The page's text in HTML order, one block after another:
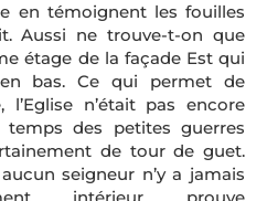
en témoignent les fouilles
Aussi ne trouve-t-on que
étage de la façade Est qui
bas. Ce qui permet de
l’Eglise n’était pas encore
des petites guerres
de tour de guet.
seigneur n’y a jamais